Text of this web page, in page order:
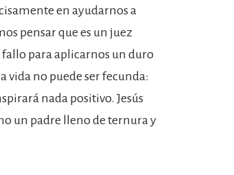
en ayudarnos a
pensar que es un juez
para aplicarnos un duro
vida no puede ser fecunda:
nada positivo. Jesús
un padre lleno de ternura y